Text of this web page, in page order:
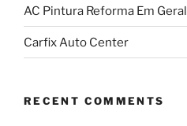
AC Pintura Reforma Em Geral
Carfix Auto Center
RECENT COMMENTS